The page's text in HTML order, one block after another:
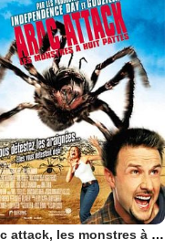
Arac attack, les monstres à huit pattes